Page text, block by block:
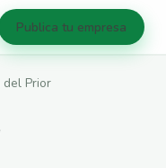
Publica tu empresa
del Prior